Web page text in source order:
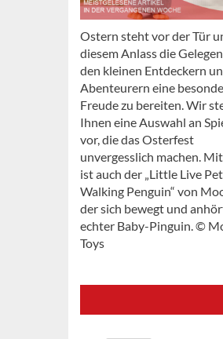
Ostern steht vor der Tür
diesem Anlass die
den kleinen Entdeckern
Abenteurern eine
Freude zu bereiten. Wir
Ihnen eine Auswahl an
vor, die das Osterfest
unvergesslich machen.
ist auch der „Little Live
Walking Penguin“ von
der sich bewegt und
echter Baby-Pinguin. ©
Toys